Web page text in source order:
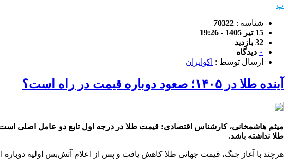
پ
شناسه : 70322
15 تیر 1405 - 19:26
32 بازدید
۰ دیدگاه
ارسال توسط : اکوایران
آینده طلا در ۱۴۰۵؛ صعود دوباره قیمت در راه است؟
میثم هاشمخانی، کارشناس اقتصادی: قیمت طلا در درجه اول تابع دو عامل اصلی
طلا نداشته باشد.
هرچند با آغاز جنگ، قیمت جهانی طلا کاهش یافت و پس از اعلام آتش‌بس اولیه دوباره